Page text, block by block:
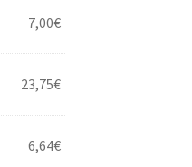
7,00€
23,75€
6,64€